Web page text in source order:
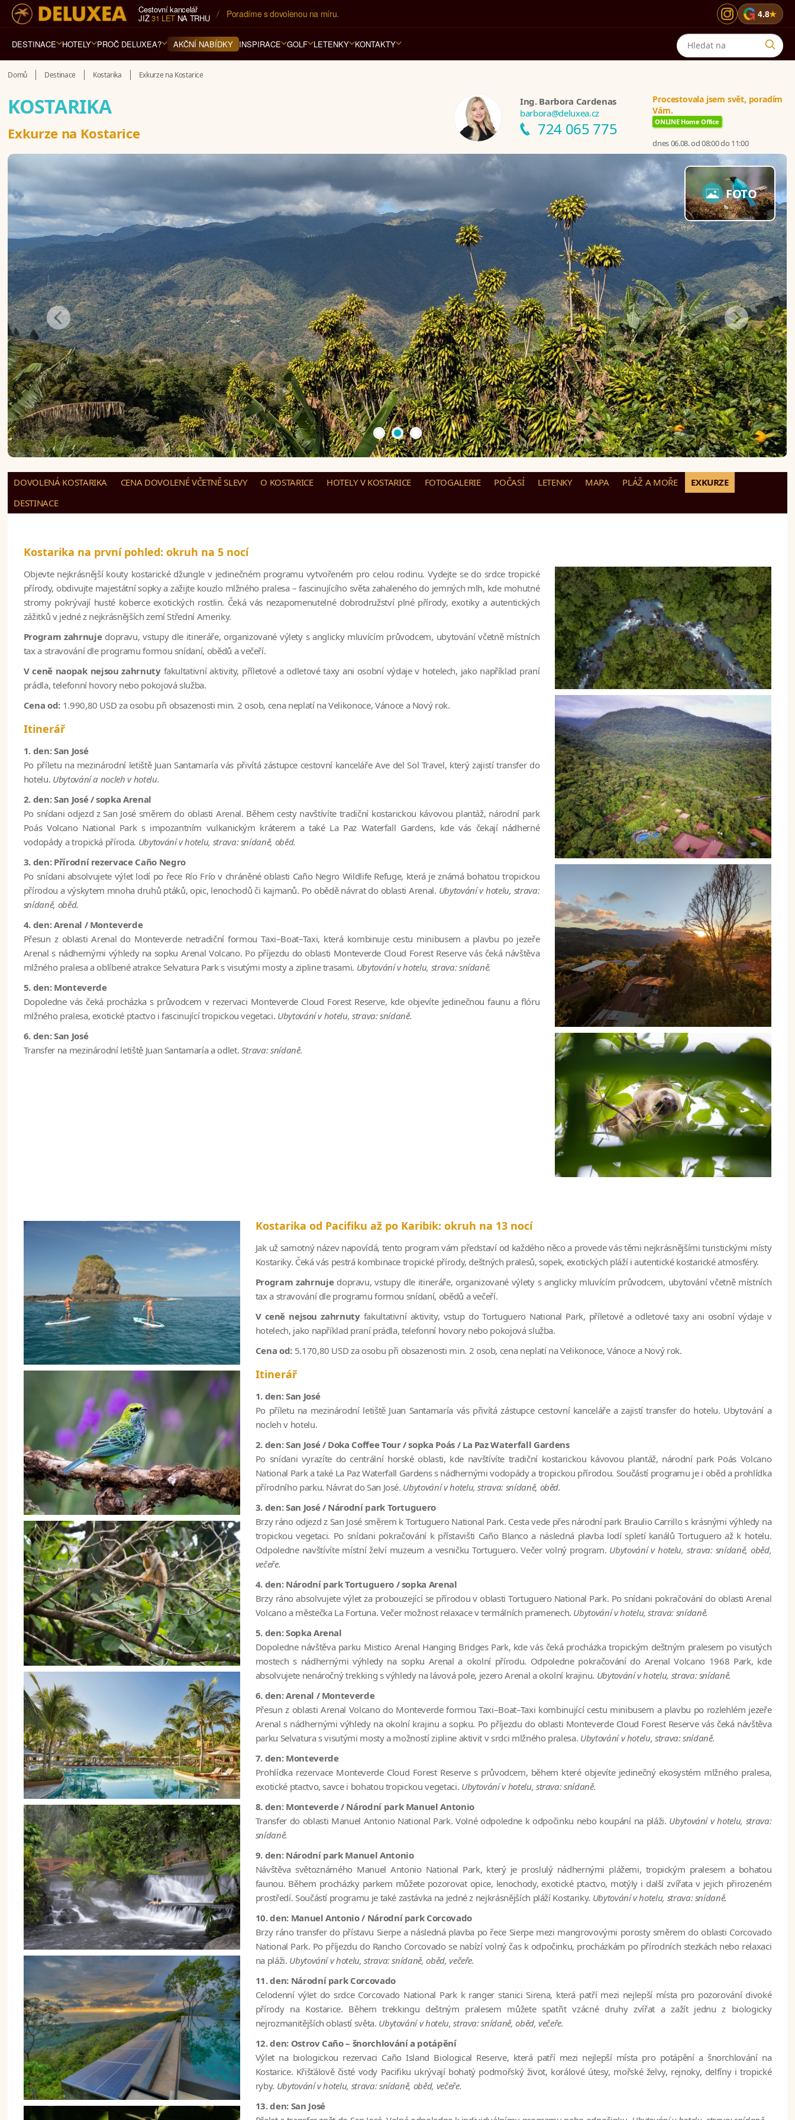
Cestovní kancelář
JIŽ31 LETNA TRHU 5* cestovní kancelář na luxusní dovolenou od 100.000 Kč. G 4.8★
DESTINACE HOTELY PROČ DELUXEA? AKČNÍ NABÍDKY INSPIRACE GOLF LETENKY KONTAKTY
Domů Destinace Kostarika Exkurze na Kostarice
KOSTARIKA
Exkurze na Kostarice
Ing. Barbora Cardenas
barbora@deluxea.cz
724 065 775
Procestovala jsem svět, poradím
Vám.
ONLINE Home Office
dnes 06.08. od 08:00 do 11:00
FOTO
DOVOLENÁ KOSTARIKA CENA DOVOLENÉ VČETNĚ SLEVY O KOSTARICE HOTELY V KOSTARICE FOTOGALERIE POČASÍ LETENKY MAPA PLÁŽ A MOŘE
EXKURZE
DESTINACE
Kostarika na první pohled: okruh na 5 nocí
Objevte nejkrásnější kouty kostarické džungle v jedinečném programu vytvořeném pro celou rodinu. Vydejte se do srdce tropické
přírody, obdivujte majestátní sopky a zažijte kouzlo mlžného pralesa – fascinujícího světa zahaleného do jemných mlh, kde mohutné
stromy pokrývají husté koberce exotických rostlin. Čeká vás nezapomenutelné dobrodružství plné přírody, exotiky a autentických
zážitků v jedné z nejkrásnějších zemí Střední Ameriky.
Program zahrnujedopravu, vstupy dle itineráře, organizované výlety s anglicky mluvícím průvodcem, ubytování včetně místních
tax a stravování dle programu formou snídaní, obědů a večeří.
V ceně naopak nejsou zahrnutyfakultativní aktivity, příletové a odletové taxy ani osobní výdaje v hotelech, jako například praní
prádla, telefonní hovory nebo pokojová služba.
Cena od: 1.990,80 USD za osobu při obsazenosti min. 2 osob, cena neplatí na Velikonoce, Vánoce a Nový rok.
Itinerář
1. den: San José
Po příletu na mezinárodní letiště Juan Santamaría vás přivítá zástupce cestovní kanceláře Ave del Sol Travel, který zajistí transfer do
hotelu. Ubytování a nocleh v hotelu.
2. den: San José / sopka Arenal
Po snídani odjezd z San José směrem do oblasti Arenal. Během cesty navštívíte tradiční kostarickou kávovou plantáž, národní park
Poás Volcano National Parks impozantním vulkanickým kráterem a také La Paz Waterfall Gardens, kde vás čekají nádherné
vodopády a tropická příroda. Ubytování v hotelu, strava: snídaně, oběd.
3. den: Přírodní rezervace Caño Negro
Po snídani absolvujete výlet lodí po řece Río Frío v chráněné oblasti Caño Negro Wildlife Refuge, která je známá bohatou tropickou
přírodou a výskytem mnoha druhů ptáků, opic, lenochodů či kajmanů. Po obědě návrat do oblasti Arenal. Ubytování v hotelu, strava:
snídaně, oběd.
4. den: Arenal / Monteverde
Přesun z oblasti Arenal do Monteverde netradiční formou Taxi–Boat–Taxi, která kombinuje cestu minibusem a plavbu po jezeře
Arenal s nádhernými výhledy na sopku Arenal Volcano. Po příjezdu do oblasti Monteverde Cloud Forest Reservevás čeká návštěva
mlžného pralesa a oblíbené atrakce Selvatura Park s visutými mosty a zipline trasami. Ubytování v hotelu, strava: snídaně.
5. den: Monteverde
Dopoledne vás čeká procházka s průvodcem v rezervaci Monteverde Cloud Forest Reserve, kde objevíte jedinečnou faunu a flóru
mlžného pralesa, exotické ptactvo i fascinující tropickou vegetaci. Ubytování v hotelu, strava: snídaně.
6. den: San José
Transfer na mezinárodní letiště Juan Santamaría a odlet. Strava: snídaně.
Kostarika od Pacifiku až po Karibik: okruh na 13 nocí
Jak už samotný název napovídá, tento program vám představí od každého něco a provede vás těmi nejkrásnějšími turistickými místy
Kostariky. Čeká vás pestrá kombinace tropické přírody, deštných pralesů, sopek, exotických pláží i autentické kostarické atmosféry.
Program zahrnujedopravu, vstupy dle itineráře, organizované výlety s anglicky mluvícím průvodcem, ubytování včetně místních
tax a stravování dle programu formou snídaní, obědů a večeří.
V ceně nejsou zahrnutyfakultativní aktivity, vstup doTortuguero National Park, příletové a odletové taxy ani osobní výdaje v
hotelech, jako například praní prádla, telefonní hovory nebo pokojová služba.
Cena od: 5.170,80 USD za osobu při obsazenosti min. 2 osob, cena neplatí na Velikonoce, Vánoce a Nový rok.
Itinerář
1. den: San José
Po příletu na mezinárodní letiště Juan Santamaría vás přivítá zástupce cestovní kanceláře a zajistí transfer do hotelu. Ubytování a
nocleh v hotelu.
2. den: San José / Doka Coffee Tour / sopka Poás / La Paz Waterfall Gardens
Po snídani vyrazíte do centrální horské oblasti, kde navštívíte tradiční kostarickou kávovou plantáž, národní park Poás Volcano
National Parka také La Paz Waterfall Gardens s nádhernými vodopády a tropickou přírodou. Součástí programu je i oběd a prohlídka
přírodního parku. Návrat do San José. Ubytování v hotelu, strava: snídaně, oběd.
3. den: San José / Národní park Tortuguero
Brzy ráno odjezd z San José směrem k Tortuguero National Park. Cesta vede přes národní park Braulio Carrillo s krásnými výhledy na
tropickou vegetaci. Po snídani pokračování k přístavišti Caño Blanco a následná plavba lodí spletí kanálů Tortuguero až k hotelu.
Odpoledne navštívíte místní želví muzeum a vesničku Tortuguero. Večer volný program. Ubytování v hotelu, strava: snídaně, oběd,
večeře.
4. den: Národní park Tortuguero / sopka Arenal
Brzy ráno absolvujete výlet za probouzející se přírodou v oblastiTortuguero National Park. Po snídani pokračování do oblastiArenal
Volcanoa městečka La Fortuna. Večer možnost relaxace v termálních pramenech. Ubytování v hotelu, strava: snídaně.
5. den: Sopka Arenal
Dopoledne návštěva parku Mistico Arenal Hanging Bridges Park, kde vás čeká procházka tropickým deštným pralesem po visutých
mostech s nádhernými výhledy na sopku Arenal a okolní přírodu. Odpoledne pokračování do Arenal Volcano 1968 Park, kde
absolvujete nenáročný trekking s výhledy na lávová pole, jezero Arenal a okolní krajinu. Ubytování v hotelu, strava: snídaně.
6. den: Arenal / Monteverde
Přesun z oblastiArenal Volcanodo Monteverde formou Taxi–Boat–Taxi kombinující cestu minibusem a plavbu po rozlehlém jezeře
Arenal s nádhernými výhledy na okolní krajinu a sopku. Po příjezdu do oblasti Monteverde Cloud Forest Reservevás čeká návštěva
parku Selvatura s visutými mosty a možností zipline aktivit v srdci mlžného pralesa. Ubytování v hotelu, strava: snídaně.
7. den: Monteverde
Prohlídka rezervace Monteverde Cloud Forest Reserves průvodcem, během které objevíte jedinečný ekosystém mlžného pralesa,
exotické ptactvo, savce i bohatou tropickou vegetaci. Ubytování v hotelu, strava: snídaně.
8. den: Monteverde / Národní park Manuel Antonio
Transfer do oblasti Manuel Antonio National Park. Volné odpoledne k odpočinku nebo koupání na pláži. Ubytování v hotelu, strava:
snídaně.
9. den: Národní park Manuel Antonio
Návštěva světoznámého Manuel Antonio National Park, který je proslulý nádhernými plážemi, tropickým pralesem a bohatou
faunou. Během procházky parkem můžete pozorovat opice, lenochody, exotické ptactvo, motýly i další zvířata v jejich přirozeném
prostředí. Součástí programu je také zastávka na jedné z nejkrásnějších pláží Kostariky. Ubytování v hotelu, strava: snídaně.
10. den: Manuel Antonio / Národní park Corcovado
Brzy ráno transfer do přístavu Sierpe a následná plavba po řece Sierpe mezi mangrovovými porosty směrem do oblasti Corcovado
National Park. Po příjezdu do Rancho Corcovado se nabízí volný čas k odpočinku, procházkám po přírodních stezkách nebo relaxaci
na pláži. Ubytování v hotelu, strava: snídaně, oběd, večeře.
11. den: Národní park Corcovado
Celodenní výlet do srdce Corcovado National Parkk ranger stanici Sirena, která patří mezi nejlepší místa pro pozorování divoké
přírody na Kostarice. Během trekkingu deštným pralesem můžete spatřit vzácné druhy zvířat a zažít jednu z biologicky
nejrozmanitějších oblastí světa. Ubytování v hotelu, strava: snídaně, oběd, večeře.
12. den: Ostrov Caño – šnorchlování a potápění
Výlet na biologickou rezervaci Caño Island Biological Reserve, která patří mezi nejlepší místa pro potápění a šnorchlování na
Kostarice. Křišťálově čisté vody Pacifiku ukrývají bohatý podmořský život, korálové útesy, mořské želvy, rejnoky, delfíny i tropické
ryby. Ubytování v hotelu, strava: snídaně, oběd, večeře.
13. den: San José